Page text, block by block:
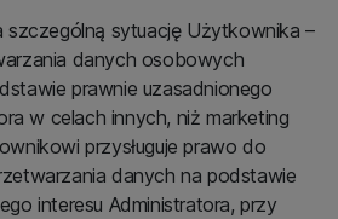
szczególną sytuację Użytkownika –
danych osobowych
prawnie uzasadnionego
w celach innych, niż marketing
przysługuje prawo do
danych na podstawie
interesu Administratora, przy